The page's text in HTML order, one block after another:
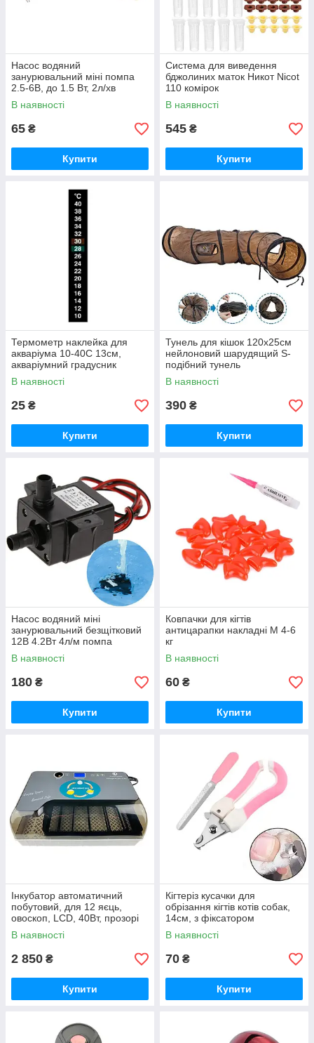
Насос водяний
занурювальний міні помпа
2.5-6В, до 1.5 Вт, 2л/хв
В наявності
65 ₴
Купити
Система для виведення
бджолиних маток Никот Nicot
110 комірок
В наявності
545 ₴
Купити
Термометр наклейка для
акваріума 10-40C 13см,
акваріумний градусник
В наявності
25 ₴
Купити
Тунель для кішок 120х25см
нейлоновий шарудящий S-
подібний тунель
В наявності
390 ₴
Купити
Насос водяний міні
занурювальний безщітковий
12В 4.2Вт 4л/м помпа
В наявності
180 ₴
Купити
Ковпачки для кігтів
антицарапки накладні M 4-6
кг
В наявності
60 ₴
Купити
Інкубатор автоматичний
побутовий, для 12 яєць,
овоскоп, LCD, 40Вт, прозорі
стінки
В наявності
2 850 ₴
Купити
Кігтеріз кусачки для
обрізання кігтів котів собак,
14см, з фіксатором
В наявності
70 ₴
Купити